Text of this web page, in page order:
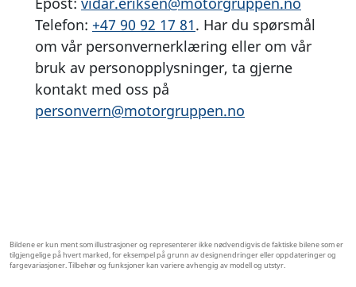
Telefon: +47 90 92 17 81. Har du spørsmål
om vår personvernerklæring eller om vår
bruk av personopplysninger, ta gjerne
kontakt med oss på
personvern@motorgruppen.no
Bildene er kun ment som illustrasjoner og representerer ikke nødvendigvis de faktiske bilene som er
tilgjengelige på hvert marked, for eksempel på grunn av designendringer eller oppdateringer og
fargevariasjoner. Tilbehør og funksjoner kan variere avhengig av modell og utstyr.